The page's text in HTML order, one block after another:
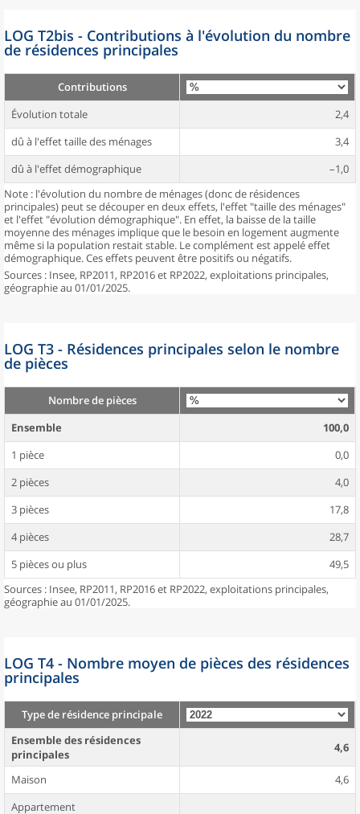
LOG T2bis - Contributions à l'évolution du nombre
de résidences principales
Contributions
Évolution totale
2,4
dû à l'effet taille des ménages
3,4
dû à l'effet démographique
–1,0
Note : l'évolution du nombre de ménages (donc de résidences
principales) peut se découper en deux effets, l'effet "taille des ménages"
et l'effet "évolution démographique". En effet, la baisse de la taille
moyenne des ménages implique que le besoin en logement augmente
même si la population restait stable. Le complément est appelé effet
démographique. Ces effets peuvent être positifs ou négatifs.
Sources : Insee, RP2011, RP2016 et RP2022, exploitations principales,
géographie au 01/01/2025.
LOG T3 - Résidences principales selon le nombre
de pièces
Nombre de pièces
Ensemble
100,0
1 pièce
0,0
2 pièces
4,0
3 pièces
17,8
4 pièces
28,7
5 pièces ou plus
49,5
Sources : Insee, RP2011, RP2016 et RP2022, exploitations principales,
géographie au 01/01/2025.
LOG T4 - Nombre moyen de pièces des résidences
principales
Type de résidence principale
Ensemble des résidences
principales
4,6
Maison
4,6
Appartement